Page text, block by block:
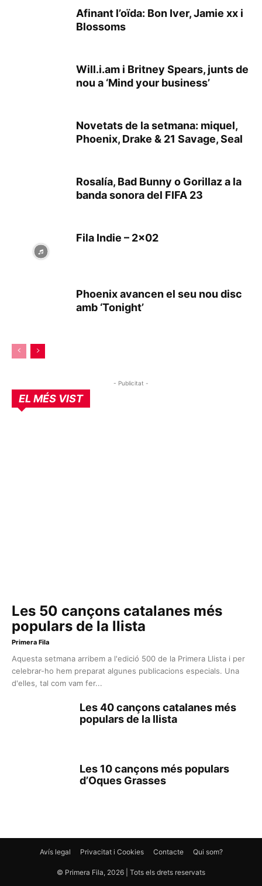
Afinant l’oïda: Bon Iver, Jamie xx i
Blossoms
Will.i.am i Britney Spears, junts de
nou a ‘Mind your business’
Novetats de la setmana: miquel,
Phoenix, Drake & 21 Savage, Seal
Rosalía, Bad Bunny o Gorillaz a la
banda sonora del FIFA 23
Fila Indie – 2×02
Phoenix avancen el seu nou disc
amb ‘Tonight’
- Publicitat -
EL MÉS VIST
Les 50 cançons catalanes més
populars de la llista
Primera Fila
Aquesta setmana arribem a l'edició 500 de la Primera Llista i per
celebrar-ho hem preparat algunes publicacions especials. Una
d'elles, tal com vam fer...
Les 40 cançons catalanes més
populars de la llista
Les 10 cançons més populars
d’Oques Grasses
Avís legal Privacitat i Cookies Contacte Qui som?
© Primera Fila, 2026 | Tots els drets reservats